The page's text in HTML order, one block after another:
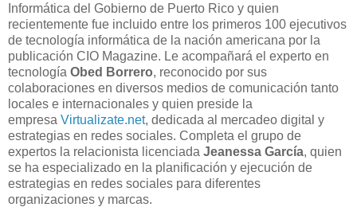
Informática del Gobierno de Puerto Rico y quien
recientemente fue incluido entre los primeros 100 ejecutivos
de tecnología informática de la nación americana por la
publicación CIO Magazine. Le acompañará el experto en
tecnología Obed Borrero, reconocido por sus
colaboraciones en diversos medios de comunicación tanto
locales e internacionales y quien preside la
empresa Virtualizate.net, dedicada al mercadeo digital y
estrategias en redes sociales. Completa el grupo de
expertos la relacionista licenciada Jeanessa García, quien
se ha especializado en la planificación y ejecución de
estrategias en redes sociales para diferentes
organizaciones y marcas.